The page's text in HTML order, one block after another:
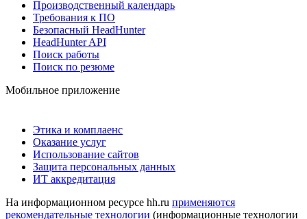
Производственный календарь
Требования к ПО
Безопасный HeadHunter
HeadHunter API
Поиск работы
Поиск по резюме
Мобильное приложение
Этика и комплаенс
Оказание услуг
Использование сайтов
Защита персональных данных
ИТ аккредитация
На информационном ресурсе hh.ru применяются
рекомендательные технологии (информационные технологии